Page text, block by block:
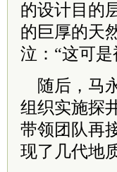
的设计目的
的巨厚的天
泣：“这可是
随后，马
组织实施探
带领团队再
现了几代地